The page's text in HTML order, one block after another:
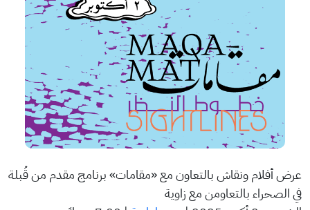
عرض أفلام ونقاش بالتعاون مع «مقامات» برنامج مقدم من قُبلة
في الصحراء بالتعاومن مع زاوية